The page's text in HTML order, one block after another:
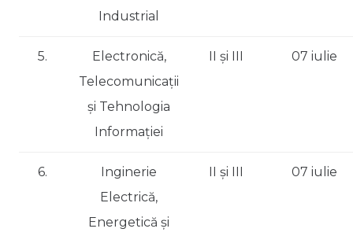
Industrial
5.
Electronică,
Telecomunicații
și Tehnologia
Informației
II și III 07 iulie
6.
Inginerie
Electrică,
Energetică și
II și III 07 iulie